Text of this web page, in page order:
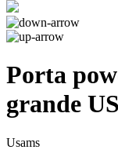
Porta
grande
Usams